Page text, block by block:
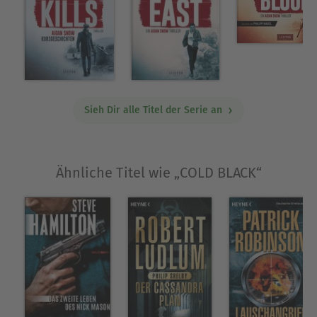
Detonation. Fans von Clancy, McNab, Ryan und
Leather werden Aidan Snow lieben." - Matt Hilton,
Autor der "Joe Hunter"-Erfolgsthriller"Die perfekte
Mixtur aus Spionageroman und Politikthriller." -
Matt Lynn, Bestseller-Autor der "Death-Force"-
Sieh Dir alle Titel der Serie an
Ähnliche Titel wie „COLD BLACK“